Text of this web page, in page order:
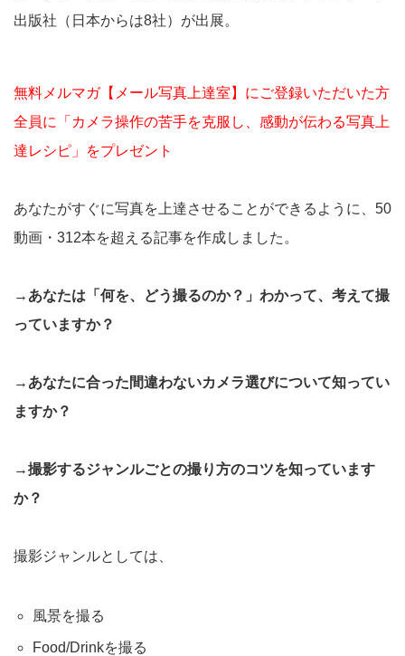
出版社（日本からは8社）が出展。
無料メルマガ【メール写真上達室】にご登録いただいた方
全員に「カメラ操作の苦手を克服し、感動が伝わる写真上
達レシピ」をプレゼント
あなたがすぐに写真を上達させることができるように、50
動画・312本を超える記事を作成しました。
→あなたは「何を、どう撮るのか？」わかって、考えて撮
っていますか？
→あなたに合った間違わないカメラ選びについて知ってい
ますか？
→撮影するジャンルごとの撮り方のコツを知っています
か？
撮影ジャンルとしては、
風景を撮る
Food/Drinkを撮る